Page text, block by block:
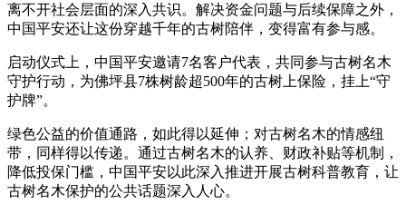
离不开社会层面的深入共识。解决资金问题与后续保障之外，
中国平安还让这份穿越千年的古树陪伴，变得富有参与感。
启动仪式上，中国平安邀请7名客户代表，共同参与古树名木
守护行动，为佛坪县7株树龄超500年的古树上保险，挂上“守
护牌”。
绿色公益的价值通路，如此得以延伸；对古树名木的情感纽
带，同样得以传递。通过古树名木的认养、财政补贴等机制，
降低投保门槛，中国平安以此深入推进开展古树科普教育，让
古树名木保护的公共话题深入人心。